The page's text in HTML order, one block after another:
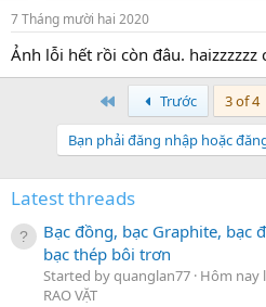
7 Tháng mười hai 2020
Ảnh lỗi hết rồi còn đâu. haizzzzzz
Trước 3 of 4
Bạn phải đăng nhập hoặc
Latest threads
Bạc đồng, bạc Graphite, bạc
bạc thép bôi trơn
Started by quanglan77 Hôm nay
RAO VẶT